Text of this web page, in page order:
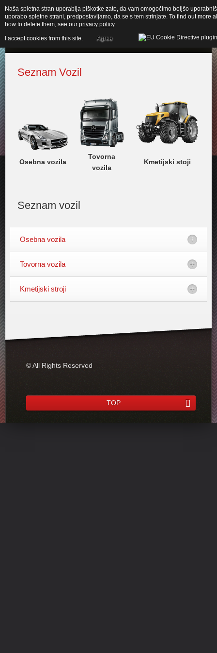
Seznam Vozil
Osebna vozila
Tovorna
vozila
Kmetijski stoji
Seznam vozil
Osebna vozila
Tovorna vozila
Kmetijski stroji
© All Rights Reserved
TOP
Naša spletna stran uporablja piškotke zato, da vam omogočimo boljšo
uporabo spletne strani, predpostavljamo, da se s tem strinjate. To find out more
how to delete them, see our privacy policy.
I accept cookies from this site. Agree